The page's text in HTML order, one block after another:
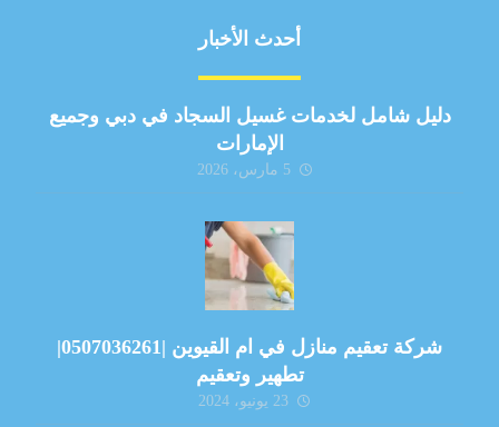
أحدث الأخبار
دليل شامل لخدمات غسيل السجاد في دبي وجميع
الإمارات
5 مارس، 2026
شركة تعقيم منازل في ام القيوين |0507036261|
تطهير وتعقيم
23 يونيو، 2024